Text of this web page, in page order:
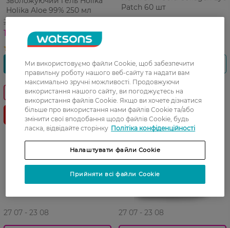
Holika Aloe 99% 250 мл
244,99 ГРН
183,49 ГРН
Patch 60 шт
-25%
27 07 - 23 08
-25%
27 07 - 23 08
Ми використовуємо файли Cookie, щоб забезпечити
правильну роботу нашого веб-сайту та надати вам
максимально зручні можливості. Продовжуючи
використання нашого сайту, ви погоджуєтесь на
використання файлів Cookie. Якщо ви хочете дізнатися
більше про використання нами файлів Cookie та/або
змінити свої вподобання щодо файлів Cookie, будь
ласка, відвідайте сторінку Політіка конфіденційності
Налаштувати файли Cookie
Прийняти всі файли Cookie